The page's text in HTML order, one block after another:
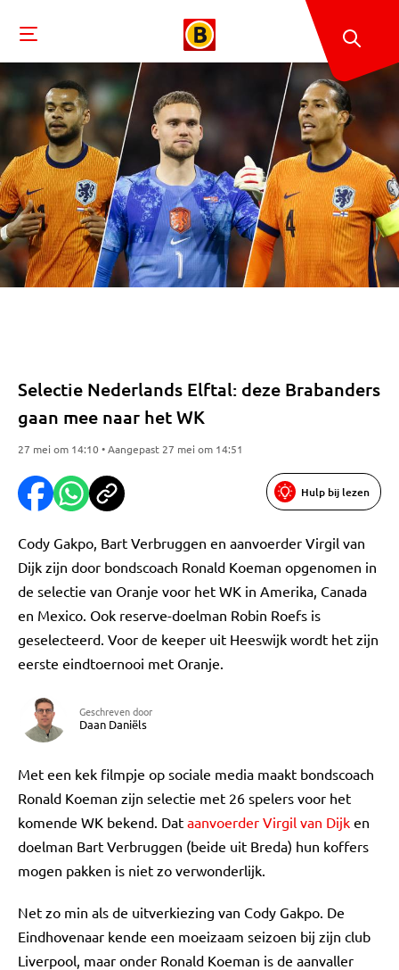
Selectie Nederlands Elftal: deze Brabanders
gaan mee naar het WK
27 mei om 14:10 • Aangepast 27 mei om 14:51
Hulp bij lezen
Cody Gakpo, Bart Verbruggen en aanvoerder Virgil van
Dijk zijn door bondscoach Ronald Koeman opgenomen in
de selectie van Oranje voor het WK in Amerika, Canada
en Mexico. Ook reserve-doelman Robin Roefs is
geselecteerd. Voor de keeper uit Heeswijk wordt het zijn
eerste eindtoernooi met Oranje.
Geschreven door
Daan Daniëls
Met een kek filmpje op sociale media maakt bondscoach
Ronald Koeman zijn selectie met 26 spelers voor het
komende WK bekend. Dat aanvoerder Virgil van Dijk en
doelman Bart Verbruggen (beide uit Breda) hun koffers
mogen pakken is niet zo verwonderlijk.
Net zo min als de uitverkiezing van Cody Gakpo. De
Eindhovenaar kende een moeizaam seizoen bij zijn club
Liverpool, maar onder Ronald Koeman is de aanvaller